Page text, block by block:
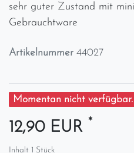
sehr guter Zustand mit
Gebrauchtware
Artikelnummer 44027
Momentan nicht verfügbar.
12,90 EUR *
Inhalt 1 Stück